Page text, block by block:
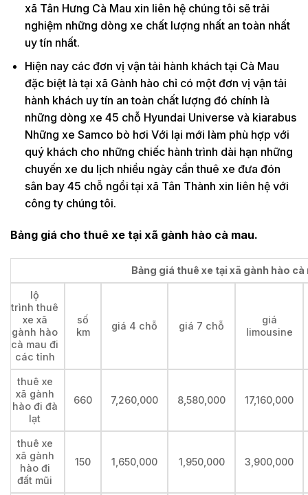
xã Tân Hưng Cà Mau xin liên hệ chúng tôi sẽ trải
nghiệm những dòng xe chất lượng nhất an toàn nhất
uy tín nhất.
Hiện nay các đơn vị vận tải hành khách tại Cà Mau
đặc biệt là tại xã Gành hào chỉ có một đơn vị vận tải
hành khách uy tín an toàn chất lượng đó chính là
những dòng xe 45 chỗ Hyundai Universe và kiarabus
Những xe Samco bò hơi Với lại mới làm phù hợp với
quý khách cho những chiếc hành trình dài hạn những
chuyến xe du lịch nhiều ngày cần thuê xe đưa đón
sân bay 45 chỗ ngồi tại xã Tân Thành xin liên hệ với
công ty chúng tôi.
Bảng giá cho thuê xe tại xã gành hào cà mau.
Bảng giá thuê xe tại xã gành hào
lộ
trình thuê
xe xã
gành hào
cà mau đi
các tỉnh
số
km
giá 4 chỗ giá 7 chỗ
giá
limousine
thuê xe
xã gành
hào đi đà
lạt
660 7,260,000 8,580,000 17,160,000
thuê xe
xã gành
hào đi
đất mũi
150 1,650,000 1,950,000 3,900,000